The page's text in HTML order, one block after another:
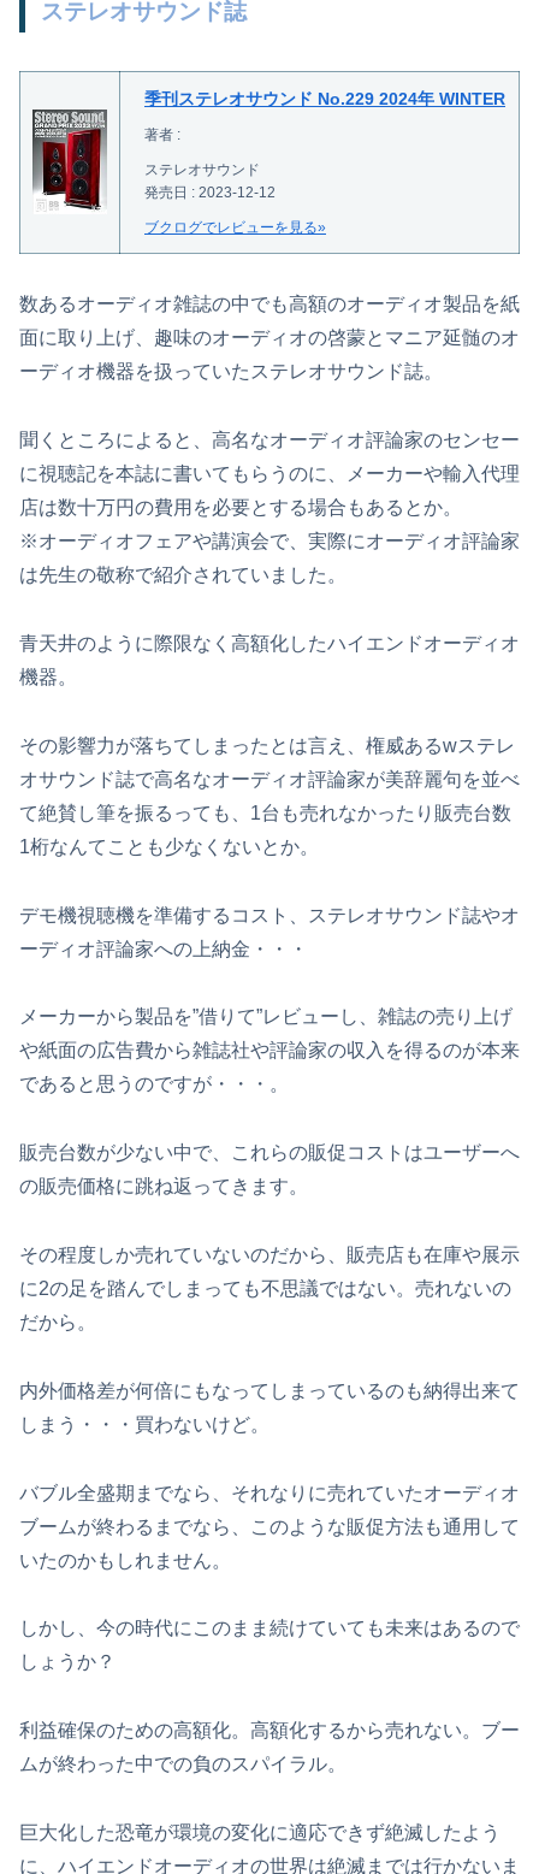
ステレオサウンド誌
季刊ステレオサウンド No.229 2024年 WINTER
著者 :
ステレオサウンド
発売日 : 2023-12-12
ブクログでレビューを見る»
数あるオーディオ雑誌の中でも高額のオーディオ製品を紙
面に取り上げ、趣味のオーディオの啓蒙とマニア延髄のオ
ーディオ機器を扱っていたステレオサウンド誌。
聞くところによると、高名なオーディオ評論家のセンセー
に視聴記を本誌に書いてもらうのに、メーカーや輸入代理
店は数十万円の費用を必要とする場合もあるとか。
※オーディオフェアや講演会で、実際にオーディオ評論家
は先生の敬称で紹介されていました。
青天井のように際限なく高額化したハイエンドオーディオ
機器。
その影響力が落ちてしまったとは言え、権威あるwステレ
オサウンド誌で高名なオーディオ評論家が美辞麗句を並べ
て絶賛し筆を振るっても、1台も売れなかったり販売台数
1桁なんてことも少なくないとか。
デモ機視聴機を準備するコスト、ステレオサウンド誌やオ
ーディオ評論家への上納金・・・
メーカーから製品を”借りて”レビューし、雑誌の売り上げ
や紙面の広告費から雑誌社や評論家の収入を得るのが本来
であると思うのですが・・・。
販売台数が少ない中で、これらの販促コストはユーザーへ
の販売価格に跳ね返ってきます。
その程度しか売れていないのだから、販売店も在庫や展示
に2の足を踏んでしまっても不思議ではない。売れないの
だから。
内外価格差が何倍にもなってしまっているのも納得出来て
しまう・・・買わないけど。
バブル全盛期までなら、それなりに売れていたオーディオ
ブームが終わるまでなら、このような販促方法も通用して
いたのかもしれません。
しかし、今の時代にこのまま続けていても未来はあるので
しょうか？
利益確保のための高額化。高額化するから売れない。ブー
ムが終わった中での負のスパイラル。
巨大化した恐竜が環境の変化に適応できず絶滅したよう
に、ハイエンドオーディオの世界は絶滅までは行かないま